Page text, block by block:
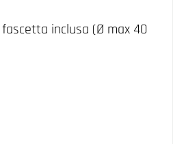
inclusa (Ø max 40